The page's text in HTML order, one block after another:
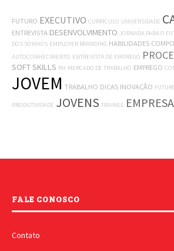
FUTURO EXECUTIVO CURRÍCULO UNIVERSIDADE
ENTREVISTA DESENVOLVIMENTO JORNADA PARA O
DOS SONHOS EMPLOYER BRANDING HABILIDADES
AUTOCONHECIMENTO ENTREVISTA DE EMPREGO
SOFT SKILLS RH MERCADO DE TRABALHO EMPREGO
JOVEM TRABALHO DICAS INOVAÇÃO
PRODUTIVIDADE JOVENS TRAINEE EMPRESA
FALE CONOSCO
Contato